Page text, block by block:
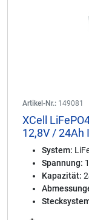
Artikel-Nr.: 149081
XCell
12,8V / 24Ah
System:
Spannung:
Kapazität: